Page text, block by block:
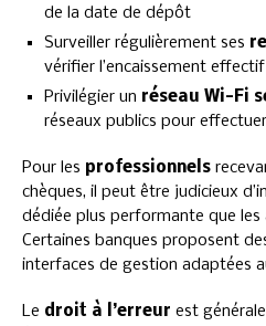
de la date de dépôt
Surveiller régulièrement ses
vérifier l’encaissement effectif
Privilégier un réseau Wi-Fi
réseaux publics pour
Pour les professionnels
chèques, il peut être judicieux
dédiée plus performante que
Certaines banques proposent
interfaces de gestion adaptées
Le droit à l’erreur est